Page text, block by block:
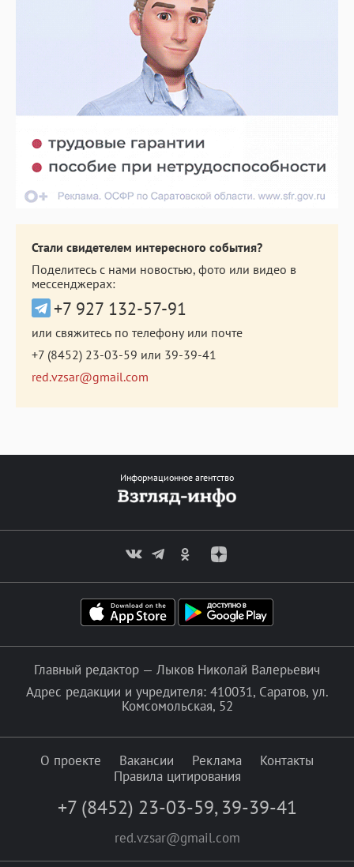
Стали свидетелем интересного события?
Поделитесь с нами новостью, фото или видео в
мессенджерах:
+7 927 132-57-91
или свяжитесь по телефону или почте
+7 (8452) 23-03-59 или 39-39-41
red.vzsar@gmail.com
Информационное агентство
Главный редактор — Лыков Николай Валерьевич
Адрес редакции и учредителя: 410031, Саратов, ул.
Комсомольская, 52
О проекте Вакансии Реклама
Контакты
Правила цитирования
+7 (8452) 23-03-59, 39-39-41
red.vzsar@gmail.com